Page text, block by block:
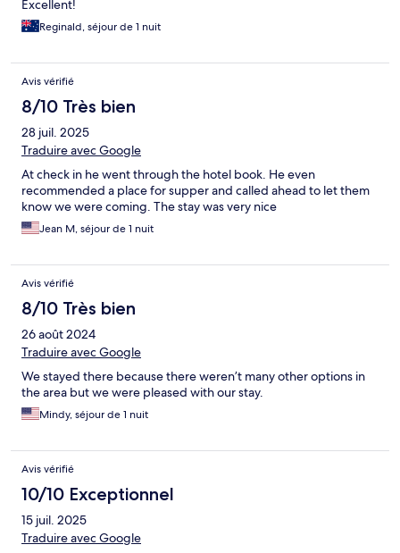
Excellent!
Reginald, séjour de 1 nuit
Avis vérifié
8/10 Très bien
28 juil. 2025
Traduire avec Google
At check in he went through the hotel book. He even
recommended a place for supper and called ahead to let them
know we were coming. The stay was very nice
Jean M, séjour de 1 nuit
Avis vérifié
8/10 Très bien
26 août 2024
Traduire avec Google
We stayed there because there weren’t many other options in
the area but we were pleased with our stay.
Mindy, séjour de 1 nuit
Avis vérifié
10/10 Exceptionnel
15 juil. 2025
Traduire avec Google